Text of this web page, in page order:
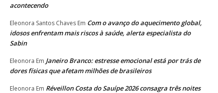
acontecendo
Eleonora Santos Chaves Em Com o avanço do aquecimento global,
idosos enfrentam mais riscos à saúde, alerta especialista do
Sabin
Eleonora Em Janeiro Branco: estresse emocional está por trás de
dores físicas que afetam milhões de brasileiros
Eleonora Em Réveillon Costa do Sauípe 2026 consagra três noites